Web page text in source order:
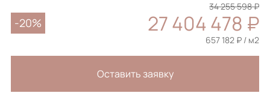
34 255 598 ₽
-20% 27 404 478 ₽
657 182 ₽ / м2
Оставить заявку